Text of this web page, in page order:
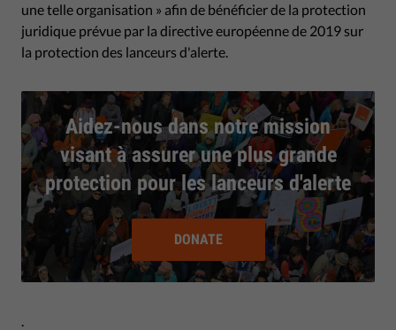
une telle organisation » afin de bénéficier de la protection
juridique prévue par la directive européenne de 2019 sur
la protection des lanceurs d'alerte.
Aidez-nous dans notre mission
visant à assurer une plus grande
protection pour les lanceurs d'alerte
DONATE
.